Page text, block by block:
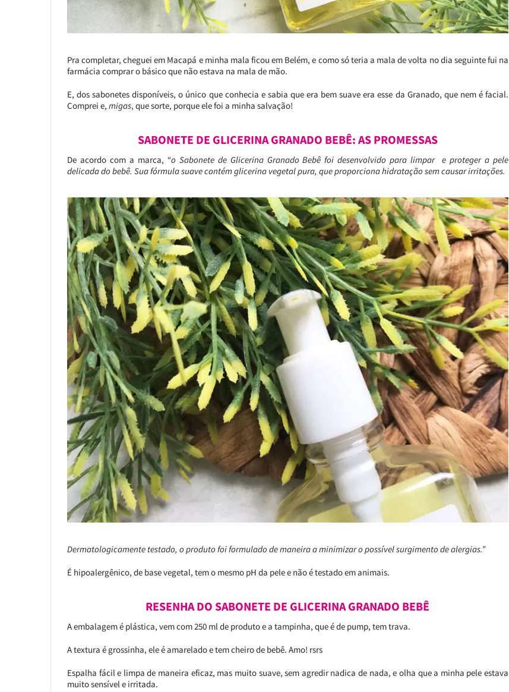
Pra completar, cheguei em Macapá e minha mala ficou em Belém, e como só teria a mala de volta no dia seguinte fui na
farmácia comprar o básico que não estava na mala de mão.
E, dos sabonetes disponíveis, o único que conhecia e sabia que era bem suave era esse da Granado, que nem é facial.
Comprei e, migas, que sorte, porque ele foi a minha salvação!
SABONETE DE GLICERINA GRANADO BEBÊ: AS PROMESSAS
De acordo com a marca, “o Sabonete de Glicerina Granado Bebê foi desenvolvido para limpar e proteger a pele
delicada do bebê. Sua fórmula suave contém glicerina vegetal pura, que proporciona hidratação sem causar irritações.
Dermatologicamente testado, o produto foi formulado de maneira a minimizar o possível surgimento de alergias.”
É hipoalergênico, de base vegetal, tem o mesmo pH da pele e não é testado em animais.
RESENHA DO SABONETE DE GLICERINA GRANADO BEBÊ
A embalagem é plástica, vem com 250 ml de produto e a tampinha, que é de pump, tem trava.
A textura é grossinha, ele é amarelado e tem cheiro de bebê. Amo! rsrs
Espalha fácil e limpa de maneira eficaz, mas muito suave, sem agredir nadica de nada, e olha que a minha pele estava
muito sensível e irritada.